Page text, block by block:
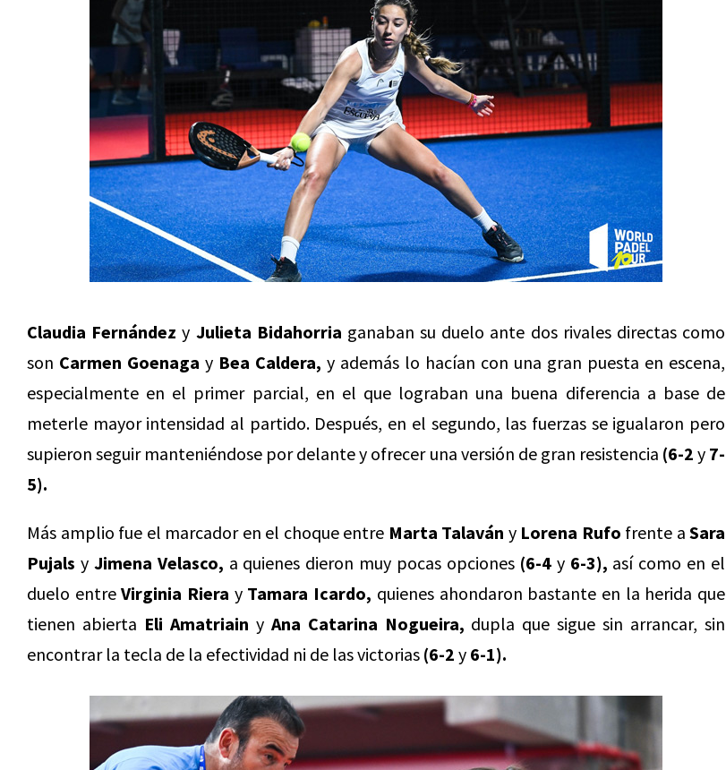
Claudia Fernández y Julieta Bidahorria ganaban su duelo ante dos rivales directas como
son Carmen Goenaga y Bea Caldera, y además lo hacían con una gran puesta en escena,
especialmente en el primer parcial, en el que lograban una buena diferencia a base de
meterle mayor intensidad al partido. Después, en el segundo, las fuerzas se igualaron pero
supieron seguir manteniéndose por delante y ofrecer una versión de gran resistencia (6-2 y 7-
5).
Más amplio fue el marcador en el choque entre Marta Talaván y Lorena Rufo frente a Sara
Pujals y Jimena Velasco, a quienes dieron muy pocas opciones (6-4y 6-3), así como en el
duelo entreVirginia Riera y Tamara Icardo, quienes ahondaron bastante en la herida que
tienen abierta Eli Amatriain y Ana Catarina Nogueira, dupla que sigue sin arrancar, sin
encontrar la tecla de la efectividad ni de las victorias (6-2 y 6-1).